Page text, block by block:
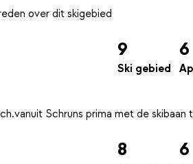
9
Ski gebied
6
8 6